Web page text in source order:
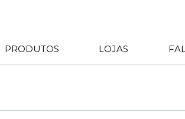
PRODUTOS LOJAS